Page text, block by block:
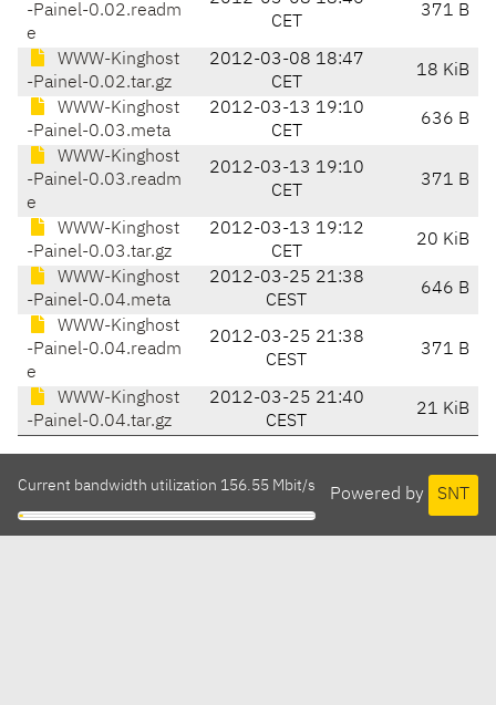
-Painel-0.02.readm
e
CET
371 B
WWW-Kinghost
-Painel-0.02.tar.gz
2012-03-08 18:47
CET
18 KiB
WWW-Kinghost
-Painel-0.03.meta
2012-03-13 19:10
CET
636 B
WWW-Kinghost
-Painel-0.03.readm
e
2012-03-13 19:10
CET
371 B
WWW-Kinghost
-Painel-0.03.tar.gz
2012-03-13 19:12
CET
20 KiB
WWW-Kinghost
-Painel-0.04.meta
2012-03-25 21:38
CEST
646 B
WWW-Kinghost
-Painel-0.04.readm
e
2012-03-25 21:38
CEST
371 B
WWW-Kinghost
-Painel-0.04.tar.gz
2012-03-25 21:40
CEST
21 KiB
Powered by SNT
Current bandwidth utilization 156.55 Mbit/s